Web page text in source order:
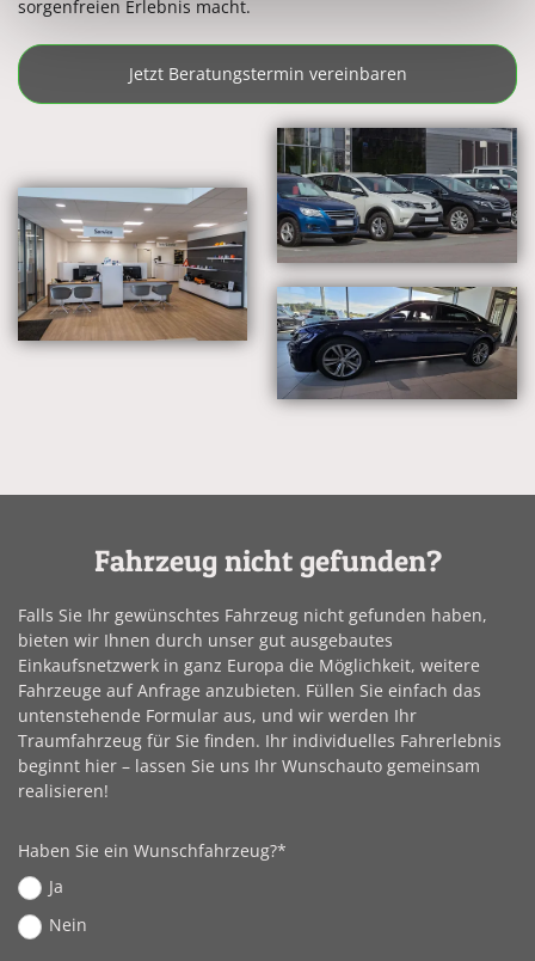
sorgenfreien Erlebnis macht.
Jetzt Beratungstermin vereinbaren
Fahrzeug nicht gefunden?
Falls Sie Ihr gewünschtes Fahrzeug nicht gefunden haben,
bieten wir Ihnen durch unser gut ausgebautes
Einkaufsnetzwerk in ganz Europa die Möglichkeit, weitere
Fahrzeuge auf Anfrage anzubieten. Füllen Sie einfach das
untenstehende Formular aus, und wir werden Ihr
Traumfahrzeug für Sie finden. Ihr individuelles Fahrerlebnis
beginnt hier – lassen Sie uns Ihr Wunschauto gemeinsam
realisieren!
Haben Sie ein Wunschfahrzeug?*
Ja
Nein